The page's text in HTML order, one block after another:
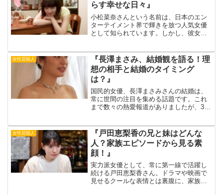
らす幸せな日々』
小松菜奈さんという名前は、日本のエン
ターテイメント界で輝きを放つ人気女優
として知られています。しかし、彼女の
でしょうか。出典元：grape特に、彼女の
兄弟との関係は、そ...
女性芸能人
『長澤まさみ、結婚観を語る！理
想の相手と結婚のタイミング
は？』
国民的女優、長澤まさみさんの結婚は、
常に世間の注目を集める話題です。これ
まで数々の熱愛報道がありましたが、36
は、彼女の結婚観や理想の相手、そして
結婚のタイミングについ...
女性芸能人
『戸田恵梨香の兄と妹はどんな
人？家族エピソードから見る素
顔！』
実力派女優として、常に第一線で活躍し
続ける戸田恵梨香さん。ドラマや映画で
見せるクールな表情とは裏腹に、家族思